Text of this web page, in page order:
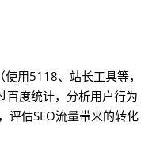
用5118、站长工具等，
百度统计，分析用户行为
评估SEO流量带来的转化